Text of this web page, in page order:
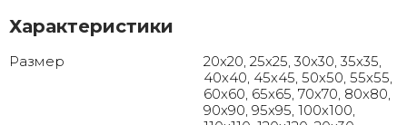
Характеристики
Размер
20x20, 25x25, 30x30, 35x35,
40x40, 45x45, 50x50, 55x55,
60x60, 65x65, 70x70, 80x80,
90x90, 95x95, 100x100,